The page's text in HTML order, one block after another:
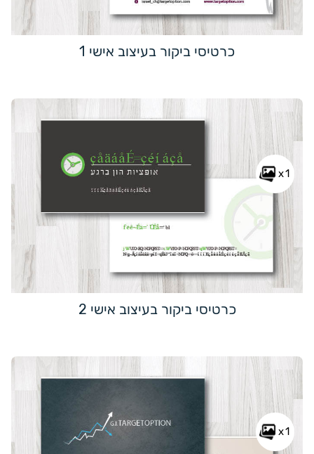
כרטיסי ביקור בעיצוב אישי 1
x1
כרטיסי ביקור בעיצוב אישי 2
x1